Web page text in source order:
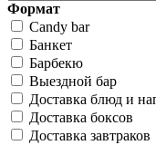
Формат
Candy bar
Банкет
Барбекю
Выездной бар
Доставка блюд и
Доставка боксов
Доставка завтраков